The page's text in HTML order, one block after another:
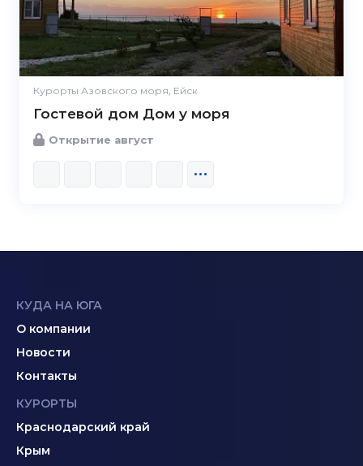
Курорты Азовского моря, Ейск
Гостевой дом Дом у моря
Открытие август
КУДА НА ЮГА
О компании
Новости
Контакты
КУРОРТЫ
Краснодарский край
Крым